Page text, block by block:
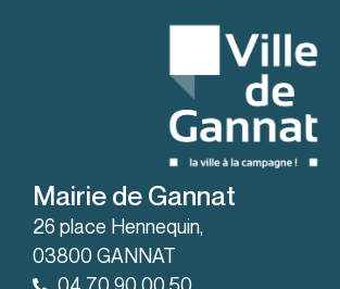
Mairie de Gannat
26 place Hennequin,
03800 GANNAT